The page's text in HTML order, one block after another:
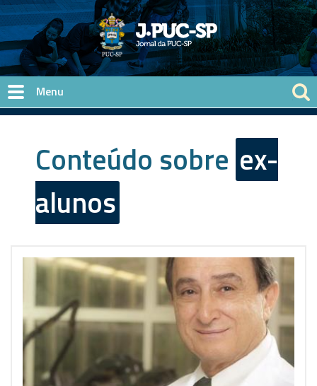
Pular para o conteúdo principal
Conteúdo sobre ex-
alunos